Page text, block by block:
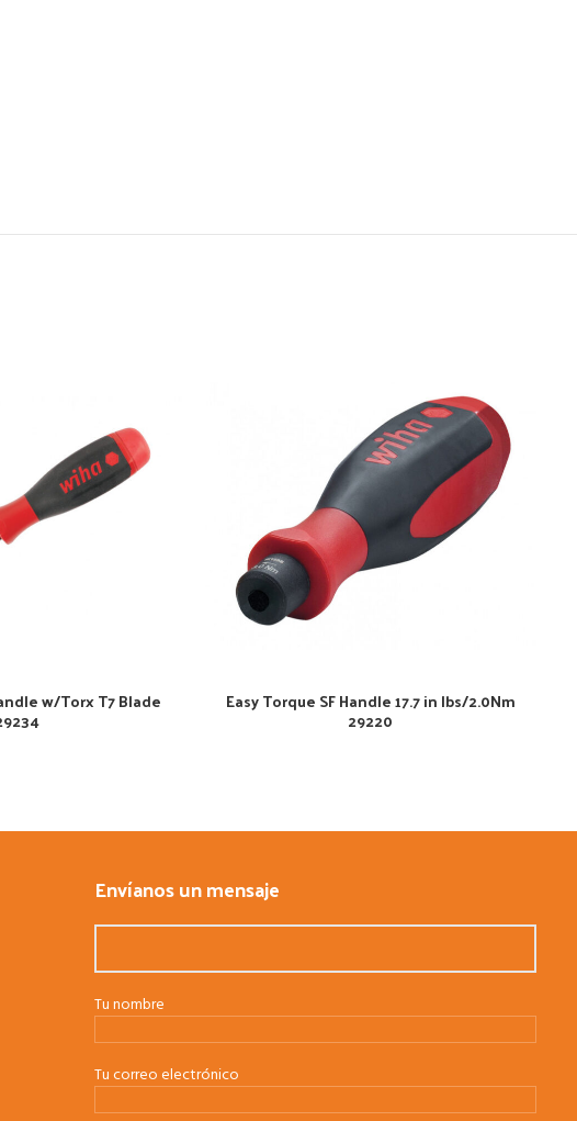
w/Torx T7 Blade Easy Torque SF Handle 17.7 in lbs/2.0Nm
29220
Envíanos un mensaje
Tu nombre
Tu correo electrónico